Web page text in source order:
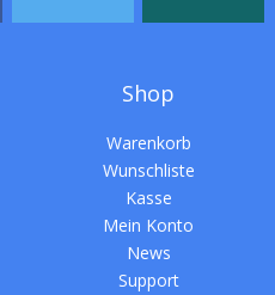
Shop
Warenkorb
Wunschliste
Kasse
Mein Konto
News
Support